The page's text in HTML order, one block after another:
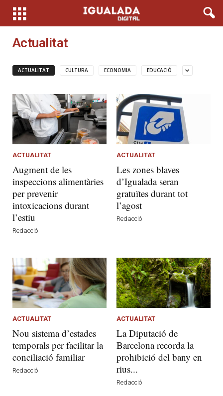
Actualitat
ACTUALITAT CULTURA ECONOMIA EDUCACIÓ
ACTUALITAT
Augment de les
inspeccions alimentàries
per prevenir
intoxicacions durant
l’estiu
Redacció
ACTUALITAT
Les zones blaves
d’Igualada seran
gratuïtes durant tot
l’agost
Redacció
ACTUALITAT
Nou sistema d’estades
temporals per facilitar la
conciliació familiar
Redacció
ACTUALITAT
La Diputació de
Barcelona recorda la
prohibició del bany en
rius...
Redacció